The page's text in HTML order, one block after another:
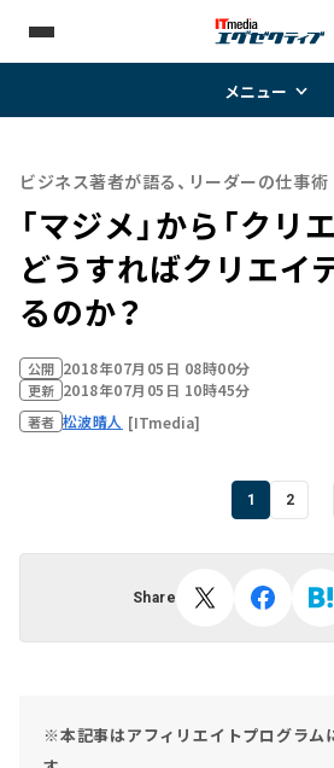
メニュー
ビジネス著者が語る、リーダーの仕事術
「マジメ」から「クリ
どうすればクリエイ
るのか？
公開 2018年07月05日 08時00分
更新 2018年07月05日 10時45分
著者 松波晴人 [ITmedia]
1 2
Share
※本記事はアフィリエイトプログラム